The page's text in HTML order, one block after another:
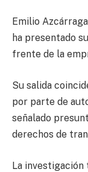
Emilio
ha presentado
frente de la
Su salida
por parte de
señalado
derechos de
La investigación